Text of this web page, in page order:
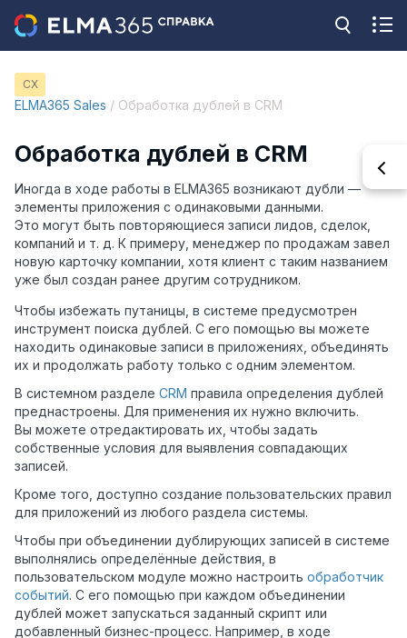
CX
ELMA365 Sales / Обработка дублей в CRM
Обработка дублей в CRM
Иногда в ходе работы в ELMA365 возникают дубли —
элементы приложения с одинаковыми данными.
Это могут быть повторяющиеся записи лидов, сделок,
компаний и т. д. К примеру, менеджер по продажам завел
новую карточку компании, хотя клиент с таким названием
уже был создан ранее другим сотрудником.
Чтобы избежать путаницы, в системе предусмотрен
инструмент поиска дублей. С его помощью вы можете
находить одинаковые записи в приложениях, объединять
их и продолжать работу только с одним элементом.
В системном разделе CRM правила определения дублей
преднастроены. Для применения их нужно включить.
Вы можете отредактировать их, чтобы задать
собственные условия для выявления совпадающих
записей.
Кроме того, доступно создание пользовательских правил
для приложений из любого раздела системы.
Чтобы при объединении дублирующих записей в системе
выполнялись определённые действия, в
пользовательском модуле можно настроить обработчик
событий. С его помощью при каждом объединении
дублей может запускаться заданный скрипт или
добавленный бизнес-процесс. Например, в ходе